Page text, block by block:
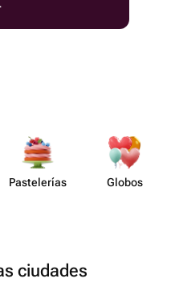
Paste​lerías Globos
ciudades